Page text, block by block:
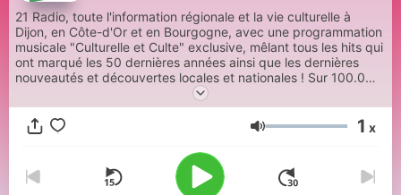
21 Radio, toute l'information régionale et la vie culturelle à
Dijon, en Côte-d'Or et en Bourgogne, avec une programmation
musicale "Culturelle et Culte" exclusive, mêlant tous les hits qui
ont marqué les 50 dernières années ainsi que les dernières
nouveautés et découvertes locales et nationales ! Sur 100.0
Volume 1 x